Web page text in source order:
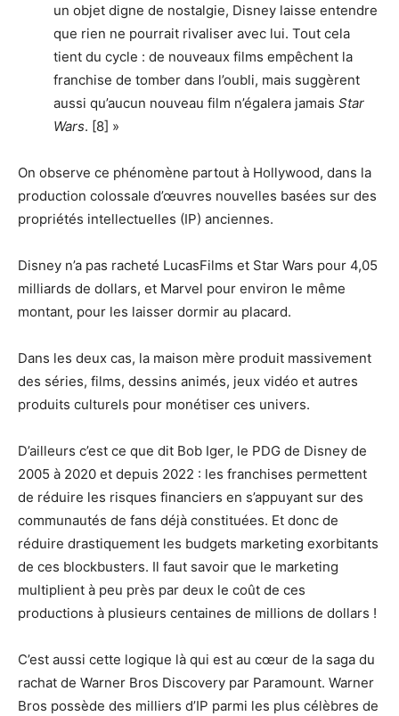
un objet digne de nostalgie, Disney laisse entendre
que rien ne pourrait rivaliser avec lui. Tout cela
tient du cycle : de nouveaux films empêchent la
franchise de tomber dans l’oubli, mais suggèrent
aussi qu’aucun nouveau film n’égalera jamais Star
Wars. [8] »
On observe ce phénomène partout à Hollywood, dans la
production colossale d’œuvres nouvelles basées sur des
propriétés intellectuelles (IP) anciennes.
Disney n’a pas racheté LucasFilms et Star Wars pour 4,05
milliards de dollars, et Marvel pour environ le même
montant, pour les laisser dormir au placard.
Dans les deux cas, la maison mère produit massivement
des séries, films, dessins animés, jeux vidéo et autres
produits culturels pour monétiser ces univers.
D’ailleurs c’est ce que dit Bob Iger, le PDG de Disney de
2005 à 2020 et depuis 2022 : les franchises permettent
de réduire les risques financiers en s’appuyant sur des
communautés de fans déjà constituées. Et donc de
réduire drastiquement les budgets marketing exorbitants
de ces blockbusters. Il faut savoir que le marketing
multiplient à peu près par deux le coût de ces
productions à plusieurs centaines de millions de dollars !
C’est aussi cette logique là qui est au cœur de la saga du
rachat de Warner Bros Discovery par Paramount. Warner
Bros possède des milliers d’IP parmi les plus célèbres de